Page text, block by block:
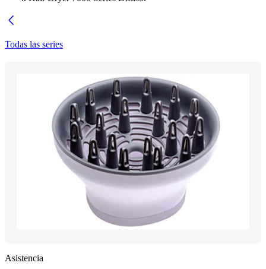
Todas las series
Asistencia